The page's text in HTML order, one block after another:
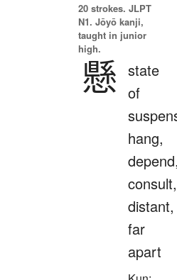
20 strokes. JLPT
N1. Jōyō kanji,
taught in junior
high.
懸 state
of
hang,
consult,
distant,
far
apart